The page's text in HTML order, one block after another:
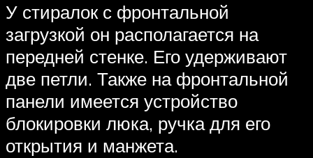
У стиралок с фронтальной
загрузкой он располагается на
передней стенке. Его удерживают
две петли. Также на фронтальной
панели имеется устройство
блокировки люка, ручка для его
открытия и манжета.